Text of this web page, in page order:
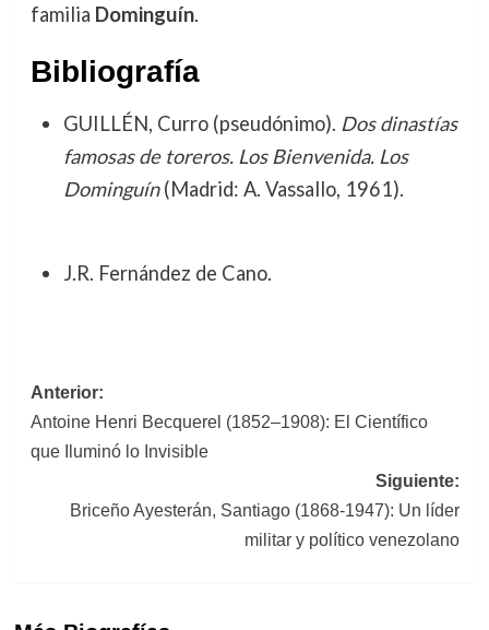
familia Dominguín.
Bibliografía
GUILLÉN, Curro (pseudónimo). Dos dinastías
famosas de toreros. Los Bienvenida. Los
Dominguín(Madrid: A. Vassallo, 1961).
J.R. Fernández de Cano.
Navegación
de
entradas
Anterior:
Antoine Henri Becquerel (1852–1908): El Científico
que Iluminó lo Invisible
Siguiente:
Briceño Ayesterán, Santiago (1868-1947): Un líder
militar y político venezolano